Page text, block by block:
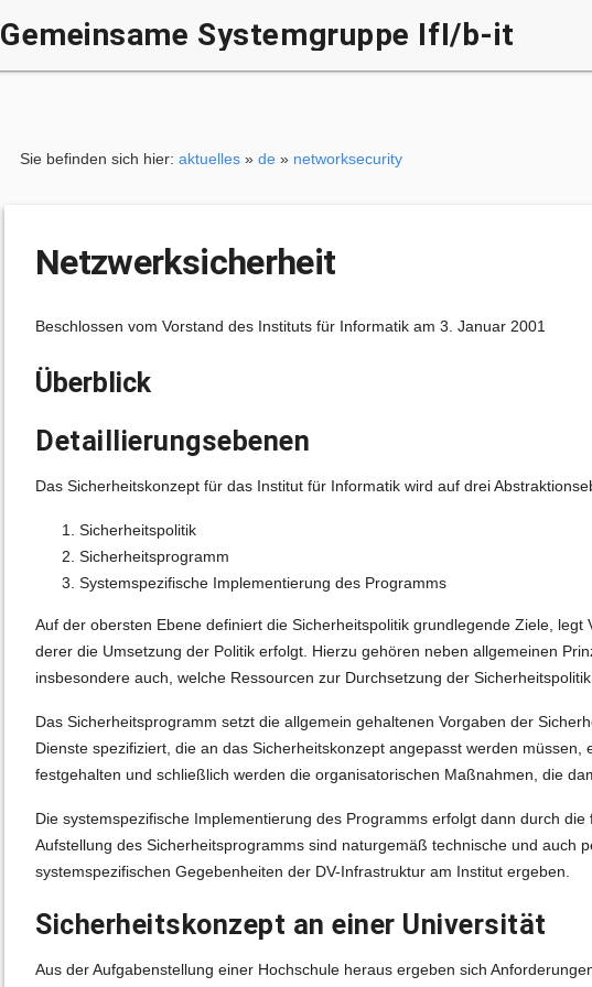
Gemeinsame Systemgruppe IfI/b-it
Sie befinden sich hier: aktuelles » de » networksecurity
Netzwerksicherheit
Beschlossen vom Vorstand des Instituts für Informatik am 3. Januar 2001
Überblick
Detaillierungsebenen
Das Sicherheitskonzept für das Institut für Informatik wird auf drei
Sicherheitspolitik
Sicherheitsprogramm
Systemspezifische Implementierung des Programms
Auf der obersten Ebene definiert die Sicherheitspolitik grundlegende Ziele,
derer die Umsetzung der Politik erfolgt. Hierzu gehören neben allgemeinen
insbesondere auch, welche Ressourcen zur Durchsetzung der
Das Sicherheitsprogramm setzt die allgemein gehaltenen Vorgaben der
Dienste spezifiziert, die an das Sicherheitskonzept angepasst werden
festgehalten und schließlich werden die organisatorischen Maßnahmen, die
Die systemspezifische Implementierung des Programms erfolgt dann durch
Aufstellung des Sicherheitsprogramms sind naturgemäß technische und auch
systemspezifischen Gegebenheiten der DV-Infrastruktur am Institut ergeben.
Sicherheitskonzept an einer Universität
Aus der Aufgabenstellung einer Hochschule heraus ergeben sich